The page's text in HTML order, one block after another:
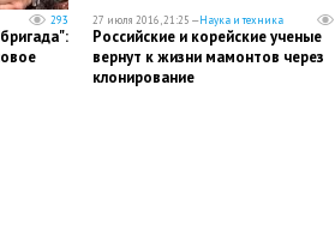
293 27 июля 2016, 21:25 —Наука и техника
Российские и корейские ученые
вернут к жизни мамонтов через
клонирование